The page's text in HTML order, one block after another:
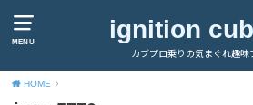
MENU ignition
カブプロ乗りの気まぐれ趣味
HOME